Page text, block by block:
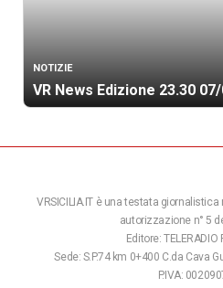
NOTIZIE
VR News Edizione 23.30
VRSICILIA.IT è una testata
autorizzazione n° 5
Editore: TELERADIO
Sede: S.P.74 km 0+400 C.da Cava
P.IVA: